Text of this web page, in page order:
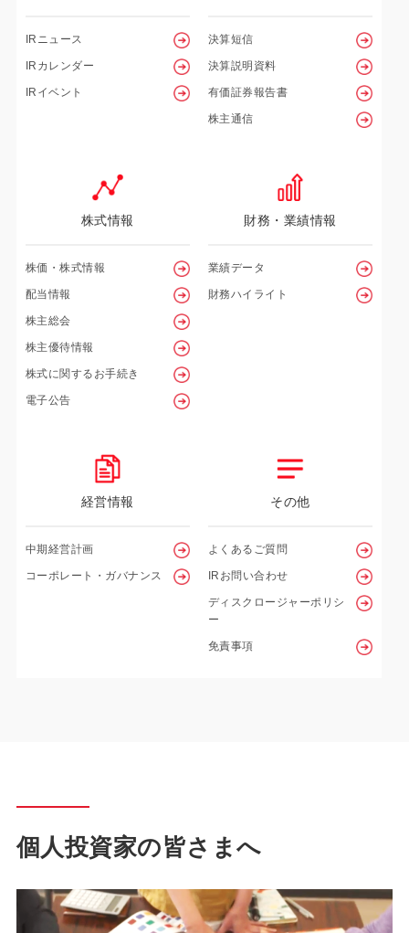
IRニュース
IRカレンダー
IRイベント
決算短信
決算説明資料
有価証券報告書
株主通信
株式情報
株価・株式情報
配当情報
株主総会
株主優待情報
株式に関するお手続き
電子公告
財務・業績情報
業績データ
財務ハイライト
経営情報
中期経営計画
コーポレート・ガバナンス
その他
よくあるご質問
IRお問い合わせ
ディスクロージャーポリシ
ー
免責事項
個人投資家の皆さまへ